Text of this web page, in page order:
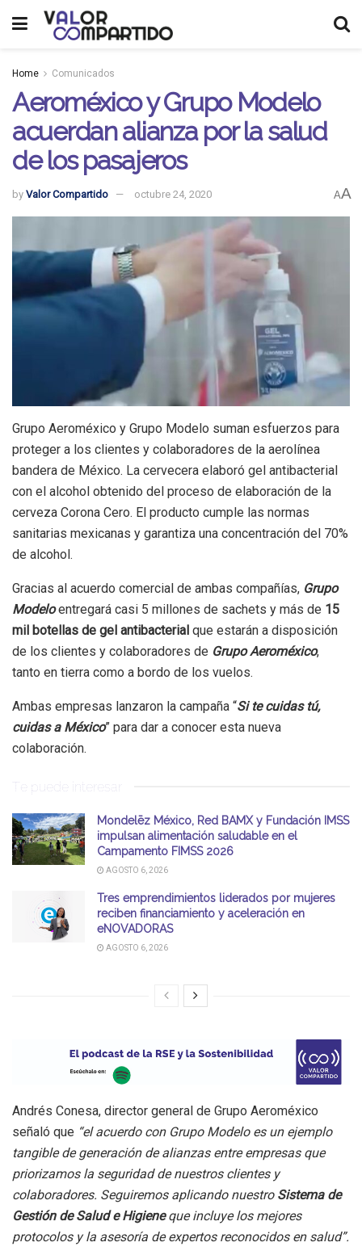
Home Comunicados
Aeroméxico y Grupo Modelo
acuerdan alianza por la salud
de los pasajeros
by Valor Compartido octubre 24, 2020 AA
Grupo Aeroméxico y Grupo Modelo suman esfuerzos para
proteger a los clientes y colaboradores de la aerolínea
bandera de México. La cervecera elaboró gel antibacterial
con el alcohol obtenido del proceso de elaboración de la
cerveza Corona Cero. El producto cumple las normas
sanitarias mexicanas y garantiza una concentración del 70%
de alcohol.
Gracias al acuerdo comercial de ambas compañías, Grupo
Modeloentregará casi 5 millones de sachets y más de 15
mil botellas de gel antibacterial que estarán a disposición
de los clientes y colaboradores de Grupo Aeroméxico,
tanto en tierra como a bordo de los vuelos.
Ambas empresas lanzaron la campaña “Si te cuidas tú,
cuidas a México” para dar a conocer esta nueva
colaboración.
Te puede interesar
Mondelēz México, Red BAMX y Fundación IMSS
impulsan alimentación saludable en el
Campamento FIMSS 2026
AGOSTO 6, 2026
Tres emprendimientos liderados por mujeres
reciben financiamiento y aceleración en
eNOVADORAS
AGOSTO 6, 2026
Andrés Conesa, director general de Grupo Aeroméxico
señaló que “el acuerdo con Grupo Modelo es un ejemplo
tangible de generación de alianzas entre empresas que
priorizamos la seguridad de nuestros clientes y
colaboradores. Seguiremos aplicando nuestro Sistema de
Gestión de Salud e Higieneque incluye los mejores
protocolos y la asesoría de expertos reconocidos en salud”.